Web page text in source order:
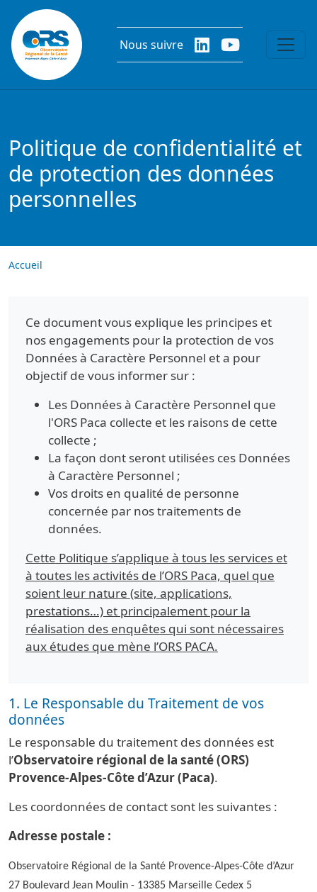
Aller au contenu principal
Nous suivre
Politique de confidentialité et
de protection des données
personnelles
Accueil
Ce document vous explique les principes et
nos engagements pour la protection de vos
Données à Caractère Personnel et a pour
objectif de vous informer sur :
Les Données à Caractère Personnel que
l'ORS Paca collecte et les raisons de cette
collecte ;
La façon dont seront utilisées ces Données
à Caractère Personnel ;
Vos droits en qualité de personne
concernée par nos traitements de
données.
Cette Politique s’applique à tous les services et
à toutes les activités de l’ORS Paca, quel que
soient leur nature (site, applications,
prestations…) et principalement pour la
réalisation des enquêtes qui sont nécessaires
aux études que mène l’ORS PACA.
1. Le Responsable du Traitement de vos
données
Le responsable du traitement des données est
l’Observatoire régional de la santé (ORS)
Provence-Alpes-Côte d’Azur (Paca).
Les coordonnées de contact sont les suivantes :
Adresse postale :
Observatoire Régional de la Santé Provence-Alpes-Côte d’Azur
27 Boulevard Jean Moulin - 13385 Marseille Cedex 5